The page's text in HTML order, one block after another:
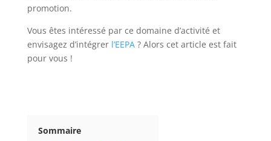
promotion.
Vous êtes intéressé par ce domaine d’activité et
envisagez d’intégrer l’EEPA ? Alors cet article est fait
pour vous !
Sommaire